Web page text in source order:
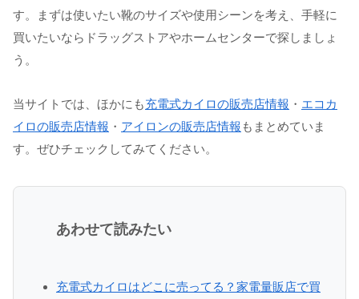
す。まずは使いたい靴のサイズや使用シーンを考え、手軽に
買いたいならドラッグストアやホームセンターで探しましょ
う。
当サイトでは、ほかにも充電式カイロの販売店情報 ・ エコカ
イロの販売店情報 ・ アイロンの販売店情報 もまとめていま
す。ぜひチェックしてみてください。
あわせて読みたい
充電式カイロはどこに売ってる？家電量販店で買